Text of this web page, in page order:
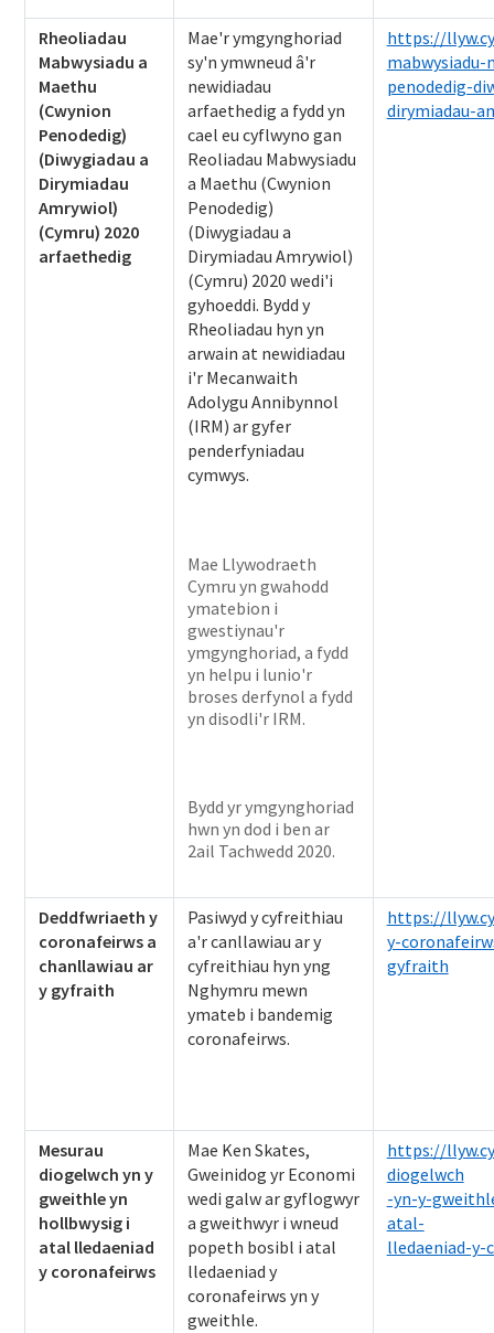
Rheoliadau
Mabwysiadu a
Maethu
(Cwynion
Penodedig)
(Diwygiadau a
Dirymiadau
Amrywiol)
(Cymru) 2020
arfaethedig
Mae'r ymgynghoriad
sy'n ymwneud â'r
newidiadau
arfaethedig a fydd yn
cael eu cyflwyno gan
Reoliadau Mabwysiadu
a Maethu (Cwynion
Penodedig)
(Diwygiadau a
Dirymiadau Amrywiol)
(Cymru) 2020 wedi'i
gyhoeddi. Bydd y
Rheoliadau hyn yn
arwain at newidiadau
i'r Mecanwaith
Adolygu Annibynnol
(IRM) ar gyfer
penderfyniadau
cymwys.
Mae Llywodraeth
Cymru yn gwahodd
ymatebion i
gwestiynau'r
ymgynghoriad, a fydd
yn helpu i lunio'r
broses derfynol a fydd
yn disodli'r IRM.
Bydd yr ymgynghoriad
hwn yn dod i ben ar
2ail Tachwedd 2020.
https://
penodedig-
dirymiadau-
Deddfwriaeth y
coronafeirws a
chanllawiau ar
y gyfraith
Pasiwyd y cyfreithiau
a'r canllawiau ar y
cyfreithiau hyn yng
Nghymru mewn
ymateb i bandemig
coronafeirws.
https://
y-
gyfraith
Mesurau
diogelwch yn y
gweithle yn
hollbwysig i
atal lledaeniad
y coronafeirws
Mae Ken Skates,
Gweinidog yr Economi
wedi galw ar gyflogwyr
a gweithwyr i wneud
popeth bosibl i atal
lledaeniad y
coronafeirws yn y
gweithle.
https://
diogelwch
-yn-y-
atal-
lledaeniad-y-